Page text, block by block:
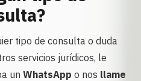
tipo de consulta o duda
servicios jurídicos, le
un WhatsApp o nos llame